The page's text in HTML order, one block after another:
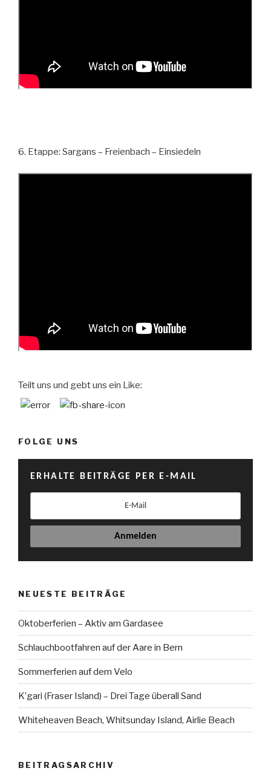
6. Etappe: Sargans – Freienbach – Einsiedeln
Teilt uns und gebt uns ein Like:
FOLGE UNS
ERHALTE BEITRÄGE PER E-MAIL
NEUESTE BEITRÄGE
Oktoberferien – Aktiv am Gardasee
Schlauchbootfahren auf der Aare in Bern
Sommerferien auf dem Velo
K’gari (Fraser Island) – Drei Tage überall Sand
Whiteheaven Beach, Whitsunday Island, Airlie Beach
BEITRAGSARCHIV